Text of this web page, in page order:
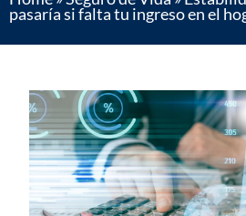
pasaría si falta tu ingreso en el